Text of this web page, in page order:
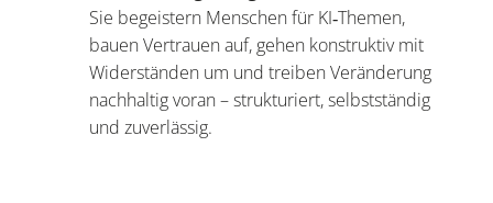
Sie begeistern Menschen für KI‑Themen,
bauen Vertrauen auf, gehen konstruktiv mit
Widerständen um und treiben Veränderung
nachhaltig voran – strukturiert, selbstständig
und zuverlässig.